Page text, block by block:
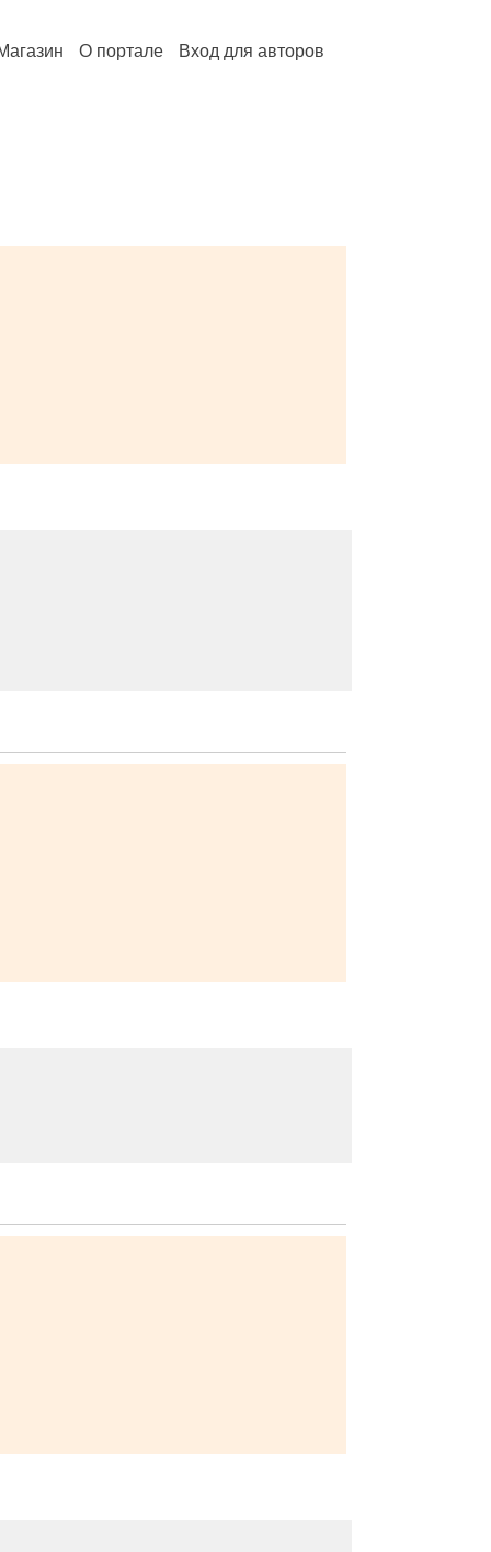
О портале Вход для авторов